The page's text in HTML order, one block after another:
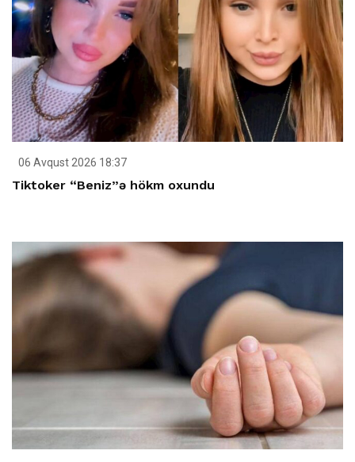
06 Avqust 2026 18:37
Tiktoker “Beniz”ə hökm oxundu